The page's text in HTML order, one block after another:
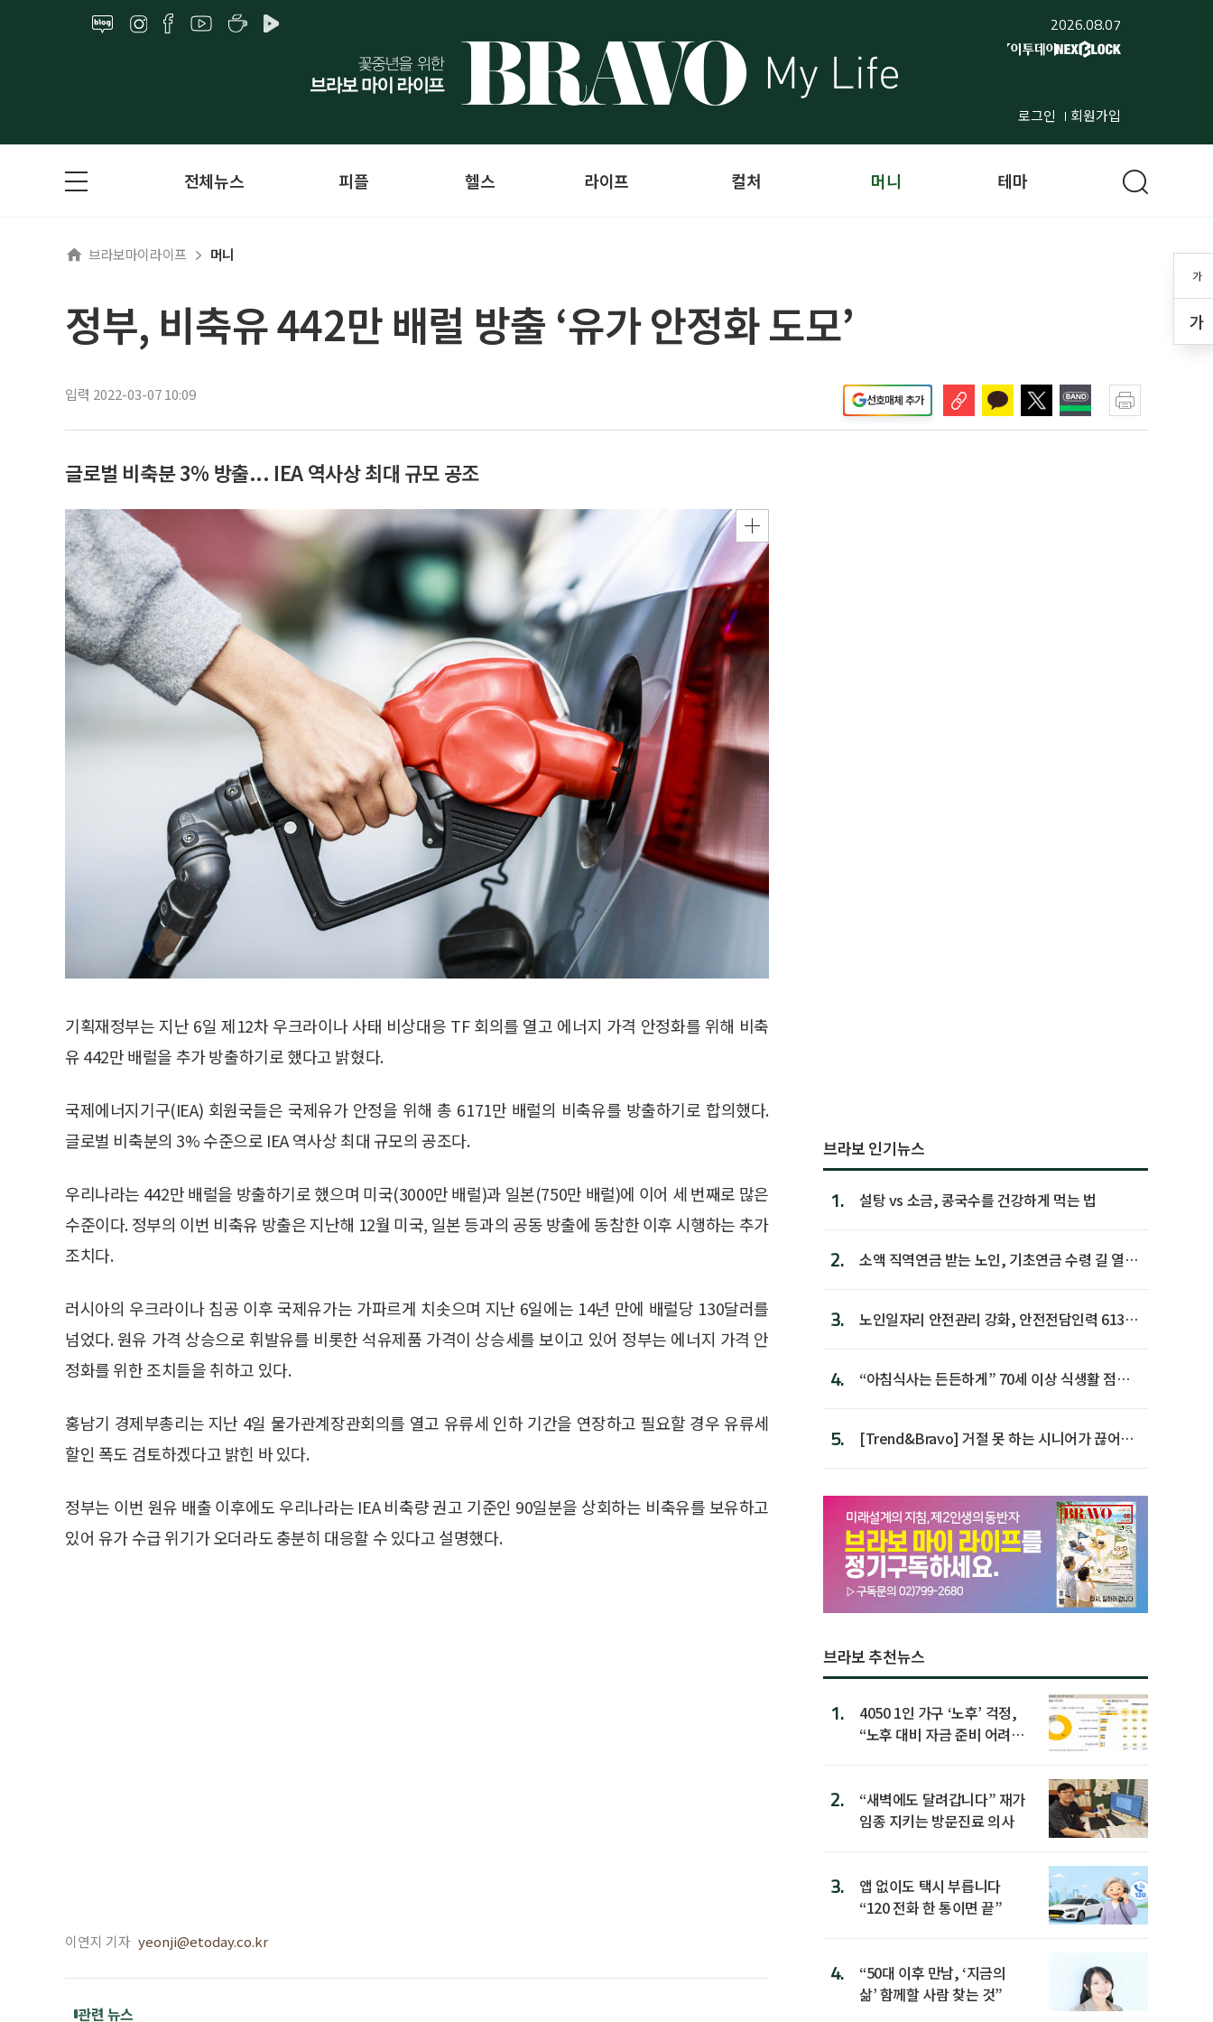
2026.08.07
로그인 회원가입
가
가
전체뉴스 피플 헬스 라이프 컬처 머니 테마
브라보마이라이프 머니
정부, 비축유 442만 배럴 방출 ‘유가 안정화 도모’
입력 2022-03-07 10:09 선호매체 추가
글로벌 비축분 3% 방출... IEA 역사상 최대 규모 공조
기획재정부는 지난 6일 제12차 우크라이나 사태 비상대응 TF 회의를 열고 에너지 가격 안정화를 위해 비축
유 442만 배럴을 추가 방출하기로 했다고 밝혔다.
국제에너지기구(IEA) 회원국들은 국제유가 안정을 위해 총 6171만 배럴의 비축유를 방출하기로 합의했다.
글로벌 비축분의 3% 수준으로 IEA 역사상 최대 규모의 공조다.
우리나라는 442만 배럴을 방출하기로 했으며 미국(3000만 배럴)과 일본(750만 배럴)에 이어 세 번째로 많은
수준이다. 정부의 이번 비축유 방출은 지난해 12월 미국, 일본 등과의 공동 방출에 동참한 이후 시행하는 추가
조치다.
러시아의 우크라이나 침공 이후 국제유가는 가파르게 치솟으며 지난 6일에는 14년 만에 배럴당 130달러를
넘었다. 원유 가격 상승으로 휘발유를 비롯한 석유제품 가격이 상승세를 보이고 있어 정부는 에너지 가격 안
정화를 위한 조치들을 취하고 있다.
홍남기 경제부총리는 지난 4일 물가관계장관회의를 열고 유류세 인하 기간을 연장하고 필요할 경우 유류세
할인 폭도 검토하겠다고 밝힌 바 있다.
정부는 이번 원유 배출 이후에도 우리나라는 IEA 비축량 권고 기준인 90일분을 상회하는 비축유를 보유하고
있어 유가 수급 위기가 오더라도 충분히 대응할 수 있다고 설명했다.
이연지 기자 yeonji@etoday.co.kr
관련 뉴스
브라보 인기뉴스
1. 설탕 vs 소금, 콩국수를 건강하게 먹는 법
2.
소액 직역연금 받는 노인, 기초연금 수령 길 열린
3.
노인일자리 안전관리 강화, 안전전담인력 613명
4.
“아침식사는 든든하게” 70세 이상 식생활 점수
5.
[Trend&Bravo] 거절 못 하는 시니어가 끊어야
브라보 추천뉴스
1.
4050 1인 가구 ‘노후’ 걱정,
“노후 대비 자금 준비 어려
2.
“새벽에도 달려갑니다” 재가
임종 지키는 방문진료 의사
3.
앱 없이도 택시 부릅니다
“120 전화 한 통이면 끝”
4.
“50대 이후 만남, ‘지금의
삶’ 함께할 사람 찾는 것”